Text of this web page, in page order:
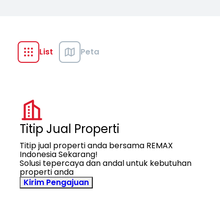
List Peta
Titip Jual Properti
Titip jual properti anda bersama REMAX
Indonesia Sekarang!
Solusi tepercaya dan andal untuk kebutuhan
properti anda
Kirim Pengajuan